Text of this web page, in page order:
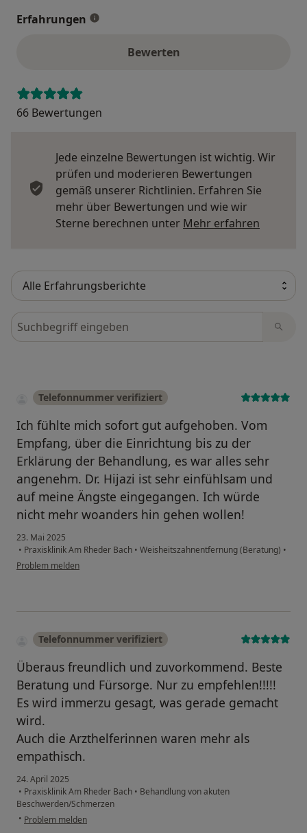
Erfahrungen
Bewerten
66 Bewertungen
Jede einzelne Bewertungen ist wichtig. Wir
prüfen und moderieren Bewertungen
gemäß unserer Richtlinien. Erfahren Sie
mehr über Bewertungen und wie wir
Sterne berechnen unter Mehr erfahren
Bewertungen durchsuchen
Telefonnummer verifiziert
Ich fühlte mich sofort gut aufgehoben. Vom
Empfang, über die Einrichtung bis zu der
Erklärung der Behandlung, es war alles sehr
angenehm. Dr. Hijazi ist sehr einfühlsam und
auf meine Ängste eingegangen. Ich würde
nicht mehr woanders hin gehen wollen!
23. Mai 2025
• Praxisklinik Am Rheder Bach • Weisheitszahnentfernung (Beratung) •
Problem melden
Telefonnummer verifiziert
Überaus freundlich und zuvorkommend. Beste
Beratung und Fürsorge. Nur zu empfehlen!!!!!
Es wird immerzu gesagt, was gerade gemacht
wird.
Auch die Arzthelferinnen waren mehr als
empathisch.
24. April 2025
• Praxisklinik Am Rheder Bach • Behandlung von akuten
Beschwerden/Schmerzen
• Problem melden